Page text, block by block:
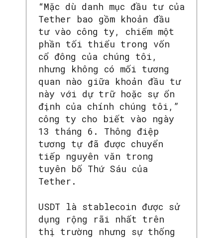
“Mặc dù danh mục đầu tư của
Tether bao gồm khoản đầu
tư vào công ty, chiếm một
phần tối thiểu trong vốn
cổ đông của chúng tôi,
nhưng không có mối tương
quan nào giữa khoản đầu tư
này với dự trữ hoặc sự ổn
định của chính chúng tôi,”
công ty cho biết vào ngày
13 tháng 6. Thông điệp
tương tự đã được chuyển
tiếp nguyên văn trong
tuyên bố Thứ Sáu của
Tether.
USDT là stablecoin được sử
dụng rộng rãi nhất trên
thị trường nhưng sự thống